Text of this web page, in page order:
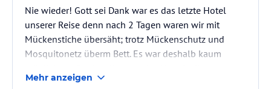
Nie wieder! Gott sei Dank war es das letzte Hotel
unserer Reise denn nach 2 Tagen waren wir mit
Mückenstiche übersäht; trotz Mückenschutz und
Mosquitonetz überm Bett. Es war deshalb kaum
Gartenanlage zu nutzen. Das Zimmer wäre toll wenn
Mehr anzeigen